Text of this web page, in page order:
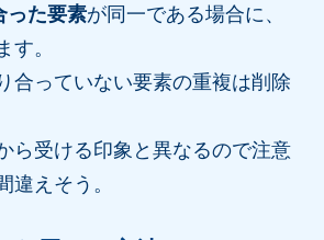
った要素が同一である場合に、
す。
合っていない要素の重複は削除
ら受ける印象と異なるので注意
違えそう。